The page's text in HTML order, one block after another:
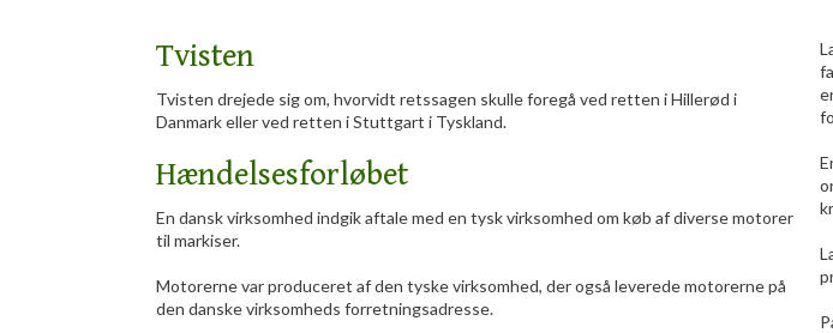
Tvisten
Tvisten drejede sig om, hvorvidt retssagen skulle foregå ved retten i Hillerød i
Danmark eller ved retten i Stuttgart i Tyskland.
Hændelsesforløbet
En dansk virksomhed indgik aftale med en tysk virksomhed om køb af diverse motorer
til markiser.
Motorerne var produceret af den tyske virksomhed, der også leverede motorerne på
den danske virksomheds forretningsadresse.